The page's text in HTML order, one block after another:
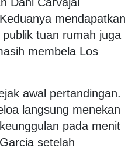
mendapatkan
tuan rumah juga
membela Los
awal pertandingan.
langsung menekan
pada menit
setelah